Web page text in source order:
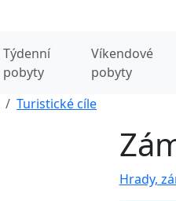
Týdenní
pobyty
Víkendové
pobyty
Turistické cíle
Hrady,